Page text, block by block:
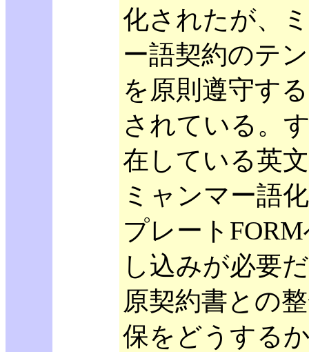
化されたが、
ー語契約のテ
を原則遵守す
されている。
在している英
ミャンマー語
プレート
し込みが必要
原契約書との
保をどうする